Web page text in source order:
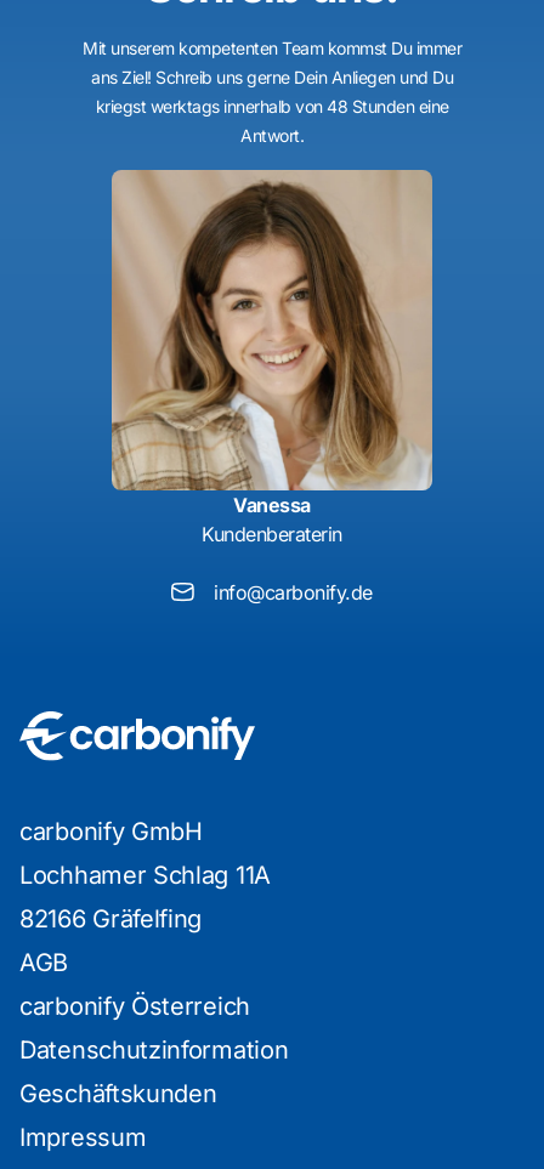
Mit unserem kompetenten Team kommst Du immer
ans Ziel! Schreib uns gerne Dein Anliegen und Du
kriegst werktags innerhalb von 48 Stunden eine
Antwort.
Vanessa
Kundenberaterin
info@carbonify.de
carbonify GmbH
Lochhamer Schlag 11A
82166 Gräfelfing
AGB
carbonify Österreich
Datenschutzinformation
Geschäftskunden
Impressum